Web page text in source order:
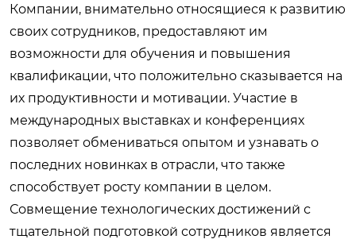
Компании, внимательно относящиеся к развитию
своих сотрудников, предоставляют им
возможности для обучения и повышения
квалификации, что положительно сказывается на
их продуктивности и мотивации. Участие в
международных выставках и конференциях
позволяет обмениваться опытом и узнавать о
последних новинках в отрасли, что также
способствует росту компании в целом.
Совмещение технологических достижений с
тщательной подготовкой сотрудников является